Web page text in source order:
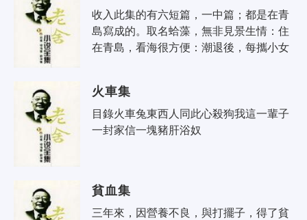
收入此集的有六短篇，一中篇；都是在青
島寫成的。取名蛤藻，無非見景生情：住
在青島，看海很方便：潮退後，每攜小女
火車集
目錄火車兔東西人同此心殺狗我這一輩子
一封家信一塊豬肝浴奴
貧血集
三年來，因營養不良，與打擺子，得了貧